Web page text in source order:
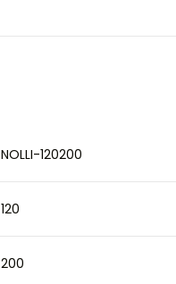
NOLLI-120200
120
200